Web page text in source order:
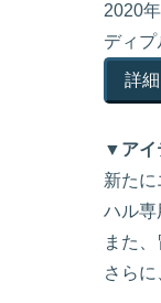
2020
ディ
詳
▼アイ
新た
ハル専
また
さら